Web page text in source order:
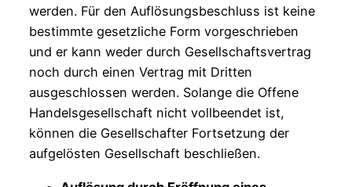
werden. Für den Auflösungsbeschluss ist keine
bestimmte gesetzliche Form vorgeschrieben
und er kann weder durch Gesellschaftsvertrag
noch durch einen Vertrag mit Dritten
ausgeschlossen werden. Solange die Offene
Handelsgesellschaft nicht vollbeendet ist,
können die Gesellschafter Fortsetzung der
aufgelösten Gesellschaft beschließen.